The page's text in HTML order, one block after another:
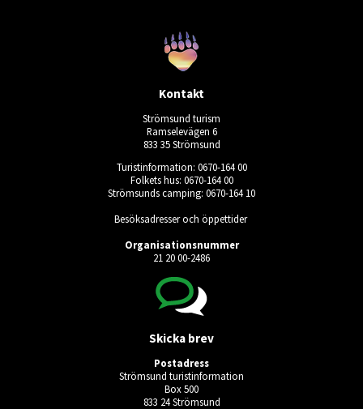
Kontakt
Strömsund turism
Ramselevägen 6
833 35 Strömsund
Turistinformation: 0670-164 00
Folkets hus: 0670-164 00
Strömsunds camping: 0670-164 10
Besöksadresser och öppettider
Organisationsnummer
21 20 00-2486
Skicka brev
Postadress
Strömsund turistinformation
Box 500
833 24 Strömsund